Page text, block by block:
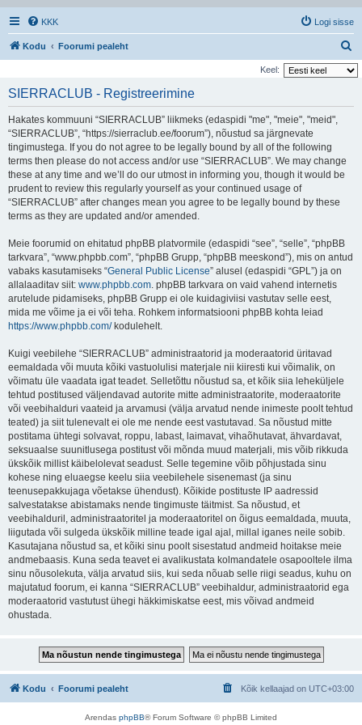
KKK Logi sisse
Kodu Foorumi pealeht
t
Keel:
SIERRACLUB - Registreerimine
Hakates kommuuni “SIERRACLUB” liikmeks (edaspidi "me", "meie", "meid",
“SIERRACLUB”, “https://sierraclub.ee/foorum”), nõustud sa järgnevate
tingimustega. If you do not agree to be legally bound by all of the following
terms then please do not access and/or use “SIERRACLUB”. We may change
these at any time and we’ll do our utmost in informing you, though it would be
prudent to review this regularly yourself as your continued usage of
“SIERRACLUB” after changes mean you agree to be legally bound by these
terms as they are updated and/or amended.
Meie foorumid on ehitatud phpBB platvormile (edaspidi “see”, “selle”, “phpBB
tarkvara”, “www.phpbb.com”, “phpBB Grupp, “phpBB meeskond”), mis on antud
vabaks kasutamiseks “General Public License” alusel (edaspidi “GPL”) ja on
allalaaditav siit: www.phpbb.com. phpBB tarkvara on vaid vahend internetis
arutelude pidamiseks, phpBB Grupp ei ole kuidagiviisi vastutav selle eest,
mida me võime ja ei või teha. Rohkem informatsiooni phpBB kohta leiad
https://www.phpbb.com/kodulehelt.
Kuigi veebilehe “SIERRACLUB” administraatorid ja moderaatorid üritavad
eemaldada või muuta kõiki vastuolulisi materjale nii kiiresti kui võimalik, on
võimatu üle vaadata igat teadet. Selletõttu nõustud sa, et kõik siia leheküljele
tehtud postitused väljendavad autorite mitte administraatorite, moderaatorite
või veebihalduri vaateid ja arvamusi (välja arvatud nende inimeste poolt tehtud
teated) ja siit tulenevalt ei ole me nende eest vastutavad. Sa nõustud mitte
postitama ühtegi solvavat, roppu, labast, laimavat, vihaõhutavat, ähvardavat,
seksuaalse suunitlusega postitust või mõnda muud materjali, mis võib rikkuda
ükskõik millist käibelolevat seadust. Selle tegemine võib põhjustada sinu
kohese ning eluaegse keelu siia veebilehele sisenemast (ja sinu
teenusepakkujaga võetakse ühendust). Kõikide postituste IP aadressid
salvestatakse abistamaks nende tingimuste täitmist. Sa nõustud, et
veebihalduril, administraatoritel ja moderaatoritel on õigus eemaldada, muuta,
liigutada või sulgeda ükskõik milline teade igal ajal, millal iganes neile sobib.
Kasutajana nõustud sa, et kõiki sinu poolt sisestatud andmeid hoitakse meie
andmebaasis. Kuna seda teavet ei avalikustata kolmandatele osapooltele ilma
sinu nõusolekuta, välja arvatud siis, kui seda nõuab selle riigi seadus, kuhu on
majutatud foorum, ei kanna “SIERRACLUB” veebihaldur, administraatorid ega
moderaatorid vastutust ühegi häkkimiskatse eest, mis võivad andmeid
ohustada.
Kodu Foorumi pealeht Kõik kellaajad on UTC+03:00
Arendas phpBB® Forum Software © phpBB Limited